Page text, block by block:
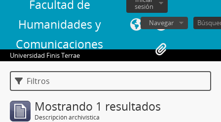
Facultad de
Humanidades y
Comunicaciones
sesión
Navegar
Universidad Finis Terrae
Filtros
Mostrando 1 resultados
Descripción archivística